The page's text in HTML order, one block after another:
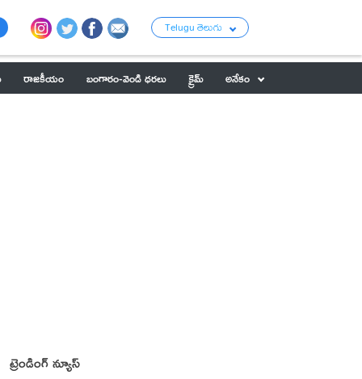
Telugu తెలుగు
రాజకీయం బంగారం-వెండి ధరలు క్రైమ్ అనేకం
ట్రెండింగ్ న్యూస్